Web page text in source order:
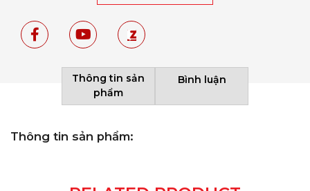
Thông tin sản
phẩm
Bình luận
Thông tin sản phẩm: